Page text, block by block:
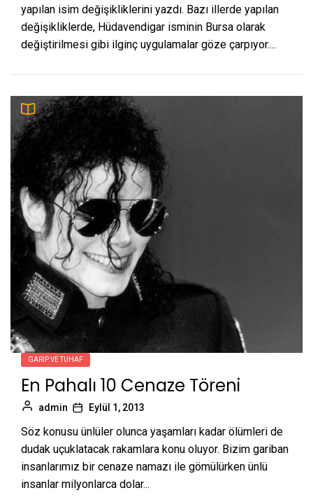
yapılan isim değişikliklerini yazdı. Bazı illerde yapılan
değişikliklerde, Hüdavendigar isminin Bursa olarak
değiştirilmesi gibi ilginç uygulamalar göze çarpıyor....
GARIP VE TUHAF
En Pahalı 10 Cenaze Töreni
admin Eylül 1, 2013
Söz konusu ünlüler olunca yaşamları kadar ölümleri de
dudak uçuklatacak rakamlara konu oluyor. Bizim gariban
insanlarımız bir cenaze namazı ile gömülürken ünlü
insanlar milyonlarca dolar...